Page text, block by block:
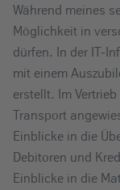
Während meines
Möglichkeit in
dürfen. In der IT-
mit einem
erstellt. Im
Transport
Einblicke in die
Debitoren und
Einblicke in die